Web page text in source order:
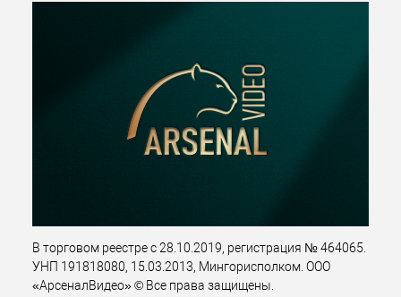
В торговом реестре с 28.10.2019, регистрация № 464065.
УНП 191818080, 15.03.2013, Мингорисполком. ООО
«АрсеналВидео» © Все права защищены.